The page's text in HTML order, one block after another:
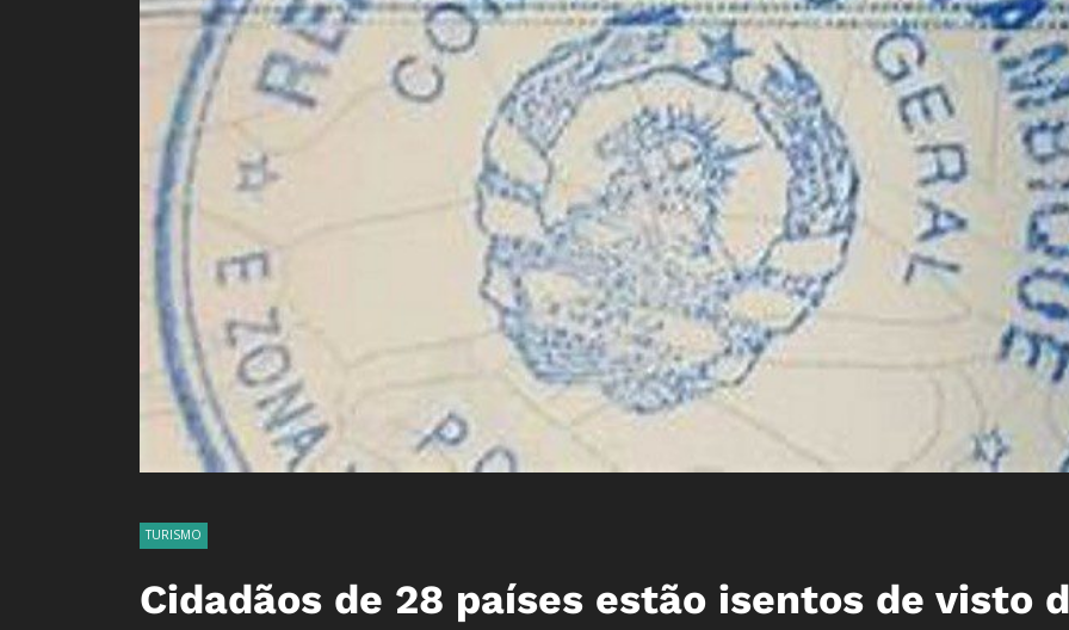
TURISMO
Cidadãos de 28 países estão isentos de visto